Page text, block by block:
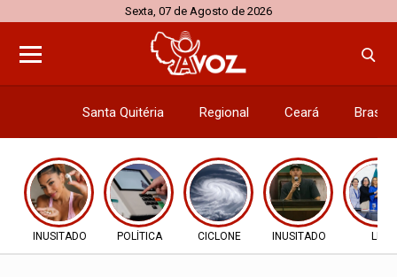
Sexta, 07 de Agosto de 2026
Santa Quitéria Regional Ceará Brasil
INUSITADO POLÍTICA CICLONE INUSITADO LEI